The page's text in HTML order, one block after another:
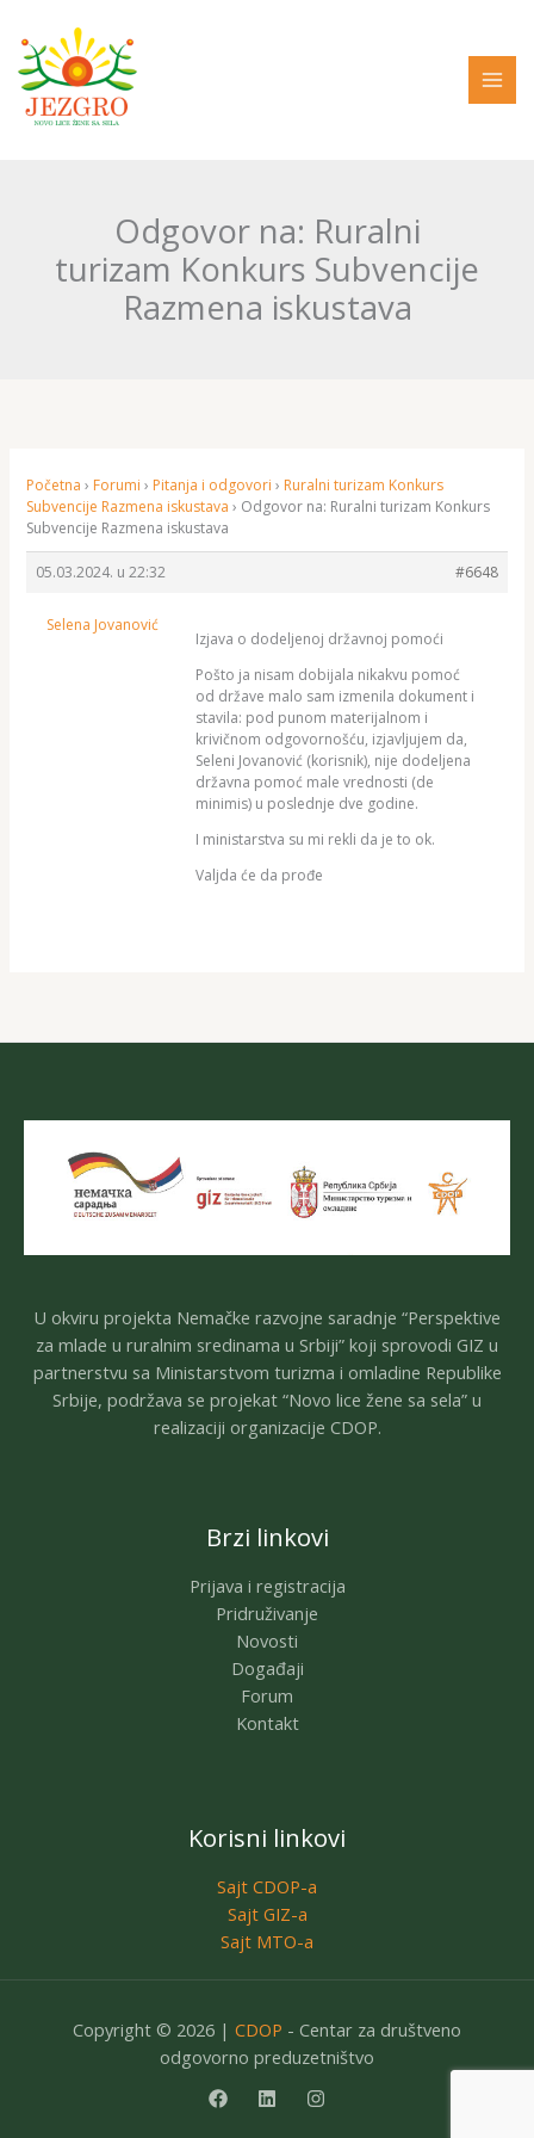
sadržaj
Odgovor na: Ruralni
turizam Konkurs Subvencije
Razmena iskustava
Početna › Forumi › Pitanja i odgovori › Ruralni turizam Konkurs
Subvencije Razmena iskustava › Odgovor na: Ruralni turizam Konkurs
Subvencije Razmena iskustava
05.03.2024. u 22:32 #6648
Selena Jovanović
Izjava o dodeljenoj državnoj pomoći
Pošto ja nisam dobijala nikakvu pomoć
od države malo sam izmenila dokument i
stavila: pod punom materijalnom i
krivičnom odgovornošću, izjavljujem da,
Seleni Jovanović (korisnik), nije dodeljena
državna pomoć male vrednosti (de
minimis) u poslednje dve godine.
I ministarstva su mi rekli da je to ok.
Valjda će da prođe
U okviru projekta Nemačke razvojne saradnje “Perspektive
za mlade u ruralnim sredinama u Srbiji” koji sprovodi GIZ u
partnerstvu sa Ministarstvom turizma i omladine Republike
Srbije, podržava se projekat “Novo lice žene sa sela” u
realizaciji organizacije CDOP.
Brzi linkovi
Prijava i registracija
Pridruživanje
Novosti
Događaji
Forum
Kontakt
Korisni linkovi
Sajt CDOP-a
Sajt GIZ-a
Sajt MTO-a
Copyright © 2026 | CDOP - Centar za društveno
odgovorno preduzetništvo